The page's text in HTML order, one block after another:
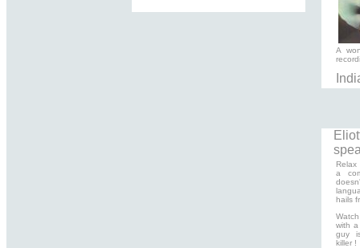
A
a
hails
with a
guy
killer !